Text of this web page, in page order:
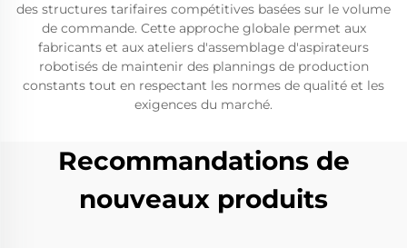
des structures tarifaires compétitives basées sur le volume
de commande. Cette approche globale permet aux
fabricants et aux ateliers d'assemblage d'aspirateurs
robotisés de maintenir des plannings de production
constants tout en respectant les normes de qualité et les
exigences du marché.
Recommandations de
nouveaux produits